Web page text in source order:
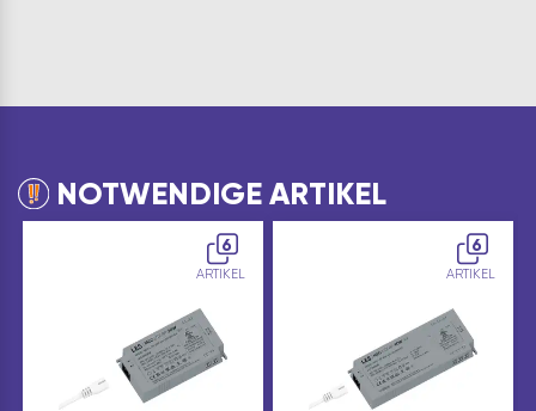
NOTWENDIGE ARTIKEL
6
ARTIKEL
6
ARTIKEL